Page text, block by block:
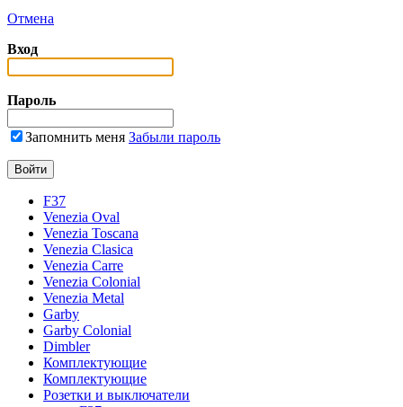
Отмена
Вход
Пароль
Запомнить меня Забыли пароль
F37
Venezia Oval
Venezia Toscana
Venezia Clasica
Venezia Carre
Venezia Colonial
Venezia Metal
Garby
Garby Colonial
Dimbler
Комплектующие
Комплектующие
Розетки и выключатели